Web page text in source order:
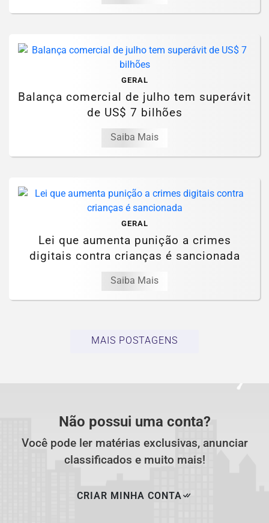
GERAL
Balança comercial de julho tem superávit
de US$ 7 bilhões
Saiba Mais
GERAL
Lei que aumenta punição a crimes
digitais contra crianças é sancionada
Saiba Mais
MAIS POSTAGENS
Não possui uma conta?
Você pode ler matérias exclusivas, anunciar
classificados e muito mais!
CRIAR MINHA CONTA